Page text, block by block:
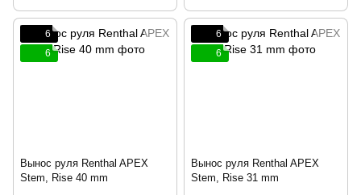
6
6
Вынос руля Renthal APEX
Stem, Rise 40 mm
6
6
Вынос руля Renthal APEX
Stem, Rise 31 mm